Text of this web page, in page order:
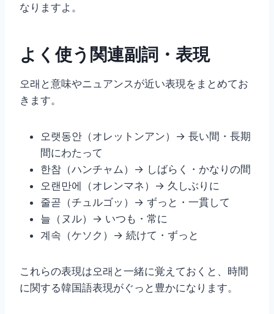
なりますよ。
よく使う関連副詞・表現
오래と意味やニュアンスが近い表現をまとめてお
きます。
오랫동안（オレットンアン）→ 長い間・長期
間にわたって
한참（ハンチャム）→ しばらく・かなりの間
오랜만에（オレンマネ）→ 久しぶりに
줄곧（チュルゴッ）→ ずっと・一貫して
늘（ヌル）→ いつも・常に
계속（ケソク）→ 続けて・ずっと
これらの表現は오래と一緒に覚えておくと、時間
に関する韓国語表現がぐっと豊かになります。